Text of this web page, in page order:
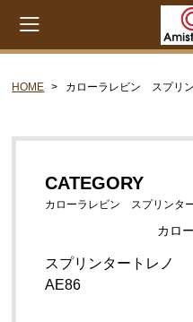
CATEGORY
セリカXX MA45 MA46
エンジンパーツ 5M-EU
HOME カローラレビン スプリ
CATEGORY
カローラレビン スプリンタ
カロ
スプリンタートレノ
AE86